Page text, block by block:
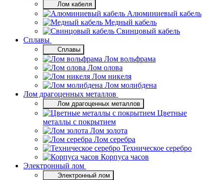
Лом кабеля
Алюминиевый кабель
Медный кабель
Свинцовый кабель
Сплавы
Сплавы
Лом вольфрама
Лом олова
Лом никеля
Лом молибдена
Лом драгоценных металлов
Лом драгоценных металлов
Цветные
металлы с покрытием
Лом золота
Лом серебра
Техническое серебро
Корпуса часов
Электронный лом
Электронный лом